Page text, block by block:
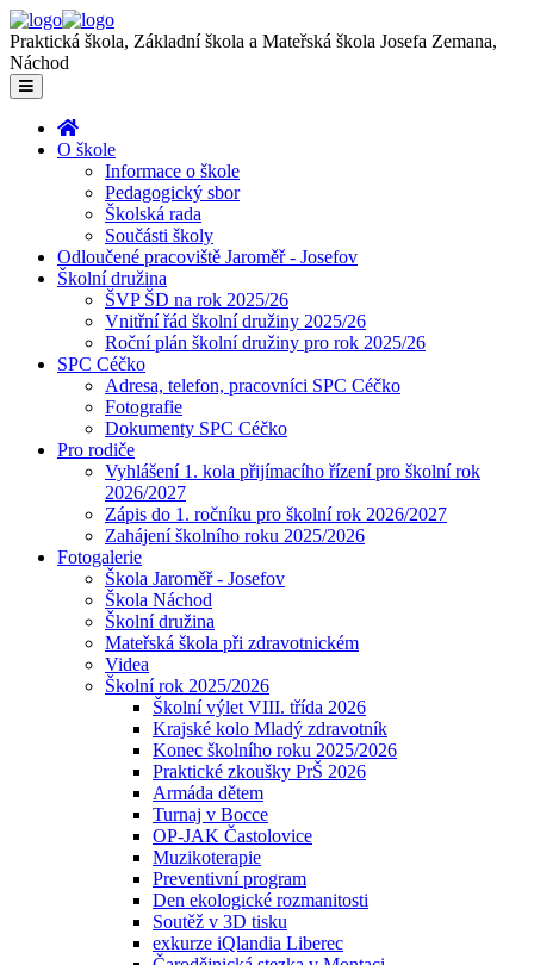
Praktická škola, Základní škola a Mateřská škola Josefa Zemana,
Náchod
O škole
Informace o škole
Pedagogický sbor
Školská rada
Součásti školy
Odloučené pracoviště Jaroměř - Josefov
Školní družina
ŠVP ŠD na rok 2025/26
Vnitřní řád školní družiny 2025/26
Roční plán školní družiny pro rok 2025/26
SPC Céčko
Adresa, telefon, pracovníci SPC Céčko
Fotografie
Dokumenty SPC Céčko
Pro rodiče
Vyhlášení 1. kola přijímacího řízení pro školní rok
2026/2027
Zápis do 1. ročníku pro školní rok 2026/2027
Zahájení školního roku 2025/2026
Fotogalerie
Škola Jaroměř - Josefov
Škola Náchod
Školní družina
Mateřská škola při zdravotnickém
Videa
Školní rok 2025/2026
Školní výlet VIII. třída 2026
Krajské kolo Mladý zdravotník
Konec školního roku 2025/2026
Praktické zkoušky PrŠ 2026
Armáda dětem
Turnaj v Bocce
OP-JAK Častolovice
Muzikoterapie
Preventivní program
Den ekologické rozmanitosti
Soutěž v 3D tisku
exkurze iQlandia Liberec